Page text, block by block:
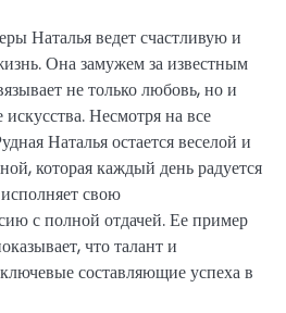
Наталья ведет счастливую и
Она замужем за известным
не только любовь, но и
Несмотря на все
Наталья остается веселой и
которая каждый день радуется
свою
с полной отдачей. Ее пример
что талант и
составляющие успеха в